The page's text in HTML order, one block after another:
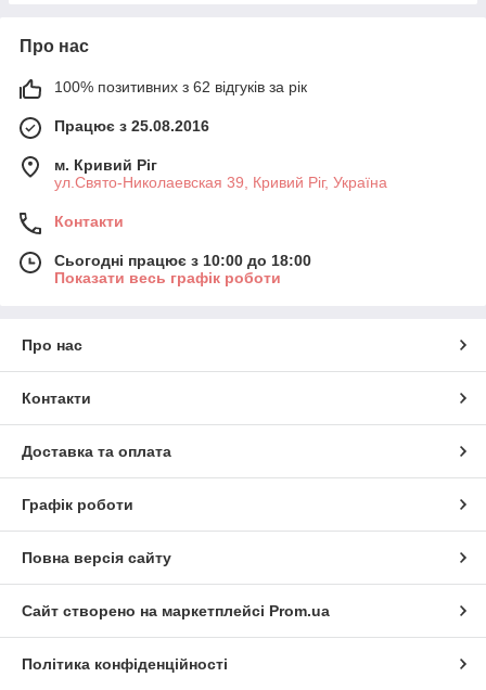
Про нас
100% позитивних з 62 відгуків за рік
Працює з 25.08.2016
м. Кривий Ріг
ул.Свято-Николаевская 39, Кривий Ріг, Україна
Контакти
Сьогодні працює з 10:00 до 18:00
Показати весь графік роботи
Про нас
Контакти
Доставка та оплата
Графік роботи
Повна версія сайту
Сайт створено на маркетплейсі Prom.ua
Політика конфіденційності